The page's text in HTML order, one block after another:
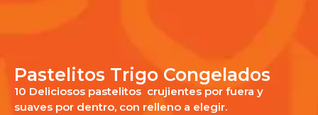
Pastelitos Trigo Congelados
10 Deliciosos pastelitos crujientes por fuera y
suaves por dentro, con relleno a elegir.